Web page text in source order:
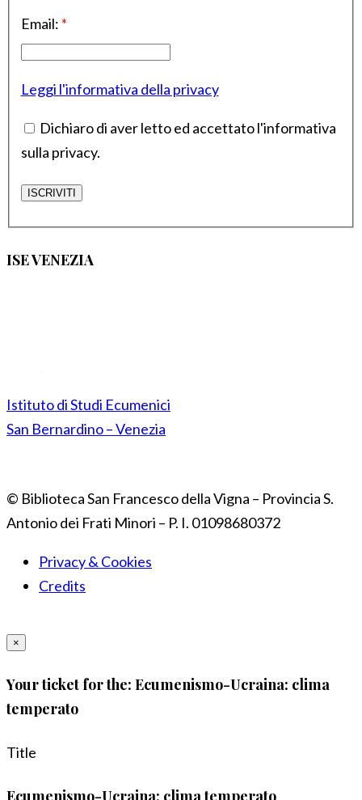
Email: *
Leggi l'informativa della privacy
Dichiaro di aver letto ed accettato l'informativa
sulla privacy.
ISE VENEZIA
Istituto di Studi Ecumenici
San Bernardino – Venezia
© Biblioteca San Francesco della Vigna – Provincia S.
Antonio dei Frati Minori – P. I. 01098680372
Privacy & Cookies
Credits
×
Your ticket for the: Ecumenismo-Ucraina: clima
temperato
Title
Ecumenismo-Ucraina: clima temperato